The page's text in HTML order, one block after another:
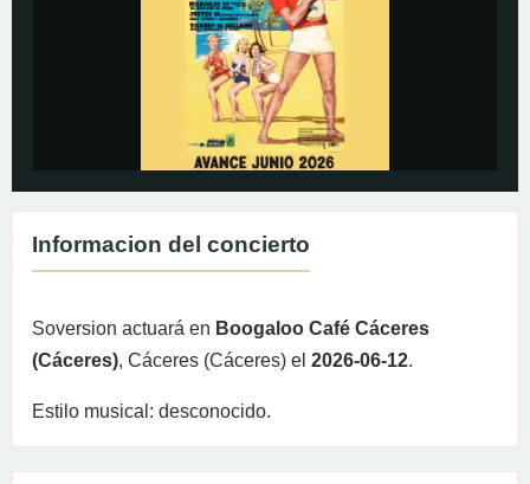
Informacion del concierto
Soversion actuará en Boogaloo Café Cáceres
(Cáceres), Cáceres (Cáceres) el 2026-06-12.
Estilo musical: desconocido.